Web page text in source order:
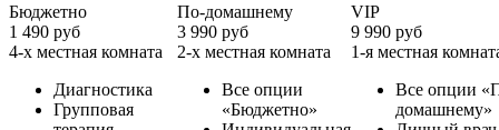
Бюджетно
1 490 руб
4-х местная комната
Диагностика
Групповая
По-домашнему
3 990 руб
2-х местная комната
Все опции
«Бюджетно»
VIP
9 990 руб
1-я местная
Все опции
домашнему»